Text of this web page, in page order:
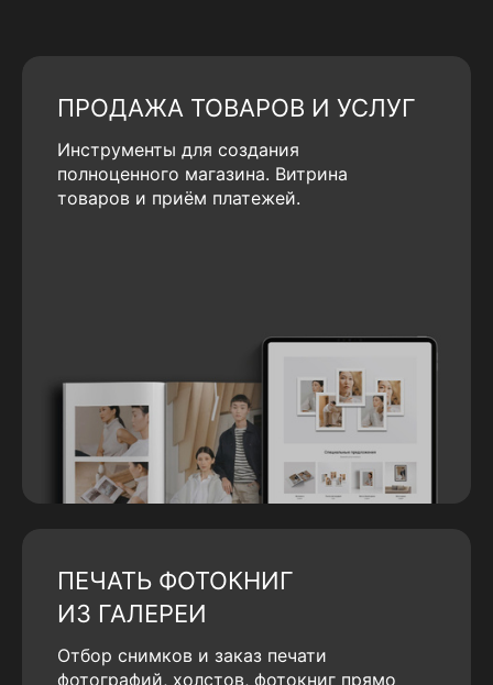
ПРОДАЖА ТОВАРОВ И УСЛУГ
Инструменты для создания
полноценного магазина. Витрина
товаров и приём платежей.
ПЕЧАТЬ ФОТОКНИГ
ИЗ ГАЛЕРЕИ
Отбор снимков и заказ печати
фотографий, холстов, фотокниг прямо